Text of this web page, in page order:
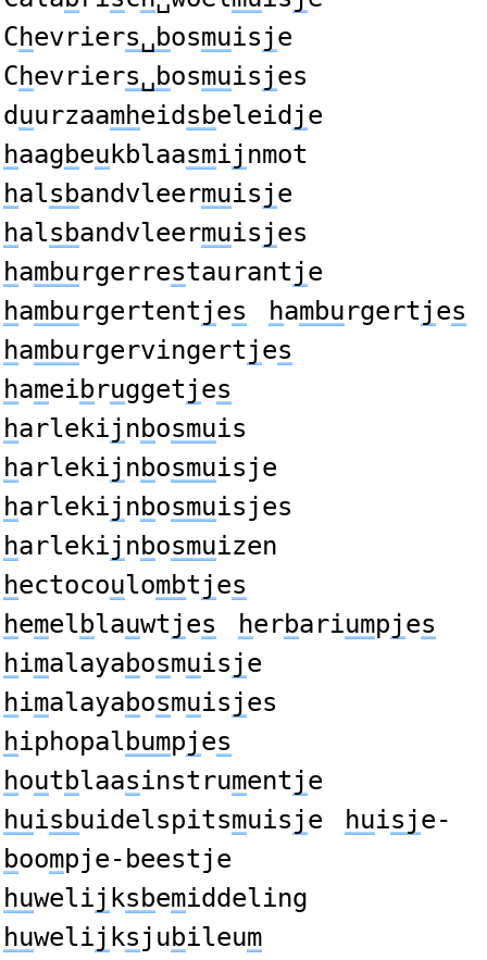
Chevriers␣bosmuisje
Chevriers␣bosmuisjes
d uurzaamheid sbeleid je
haagbeu kblaasmij nmot
halsbandvleermuisje
halsbandvleermuisjes
hamburgerrestaurantje
hamburgertentjes hamburgertjes
hamburgervingertjes
hameibruggetjes
harlekij nbosmuis
harlekij nbosmuisje
harlekij nbosmuisjes
harlekij nbosmuizen
hectocoulombtjes
hemelblauwtjes herbariumpjes
himalayabosmuisje
himalayabosmuisjes
hiphopalbumpjes
houtblaasinstrumentje
huisbuidelspitsmuisje huisje-
boompje-beestje
huwelij ksbemiddeling
huwelij ksjubileum